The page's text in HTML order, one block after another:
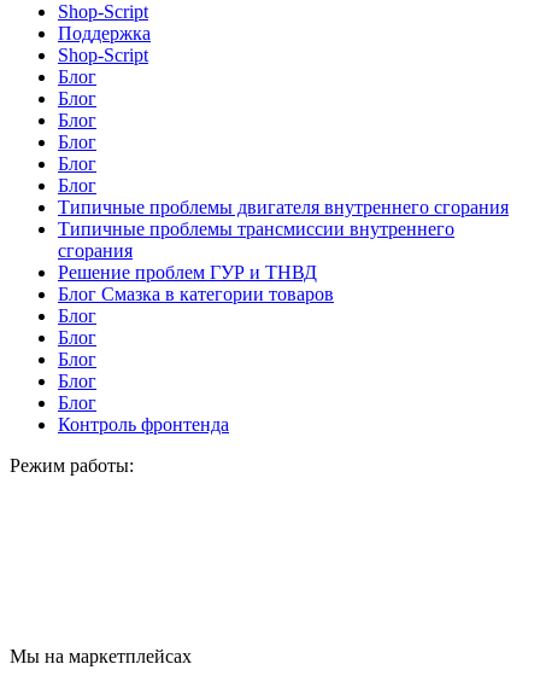
Shop-Script
Поддержка
Shop-Script
Блог
Блог
Блог
Блог
Блог
Блог
Типичные проблемы двигателя внутреннего сгорания
Типичные проблемы трансмиссии внутреннего
сгорания
Решение проблем ГУР и ТНВД
Блог Смазка в категории товаров
Блог
Блог
Блог
Блог
Блог
Контроль фронтенда
Режим работы:
Мы на маркетплейсах